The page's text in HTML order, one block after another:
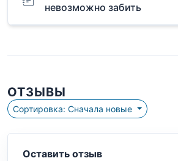
невозможно забить
ОТЗЫВЫ
Сортировка: Сначала новые
Оставить отзыв